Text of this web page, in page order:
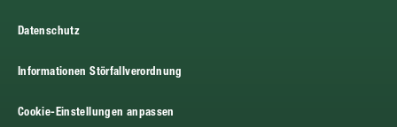
Datenschutz
Informationen Störfallverordnung
Cookie-Einstellungen anpassen